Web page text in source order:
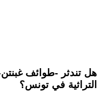
هل تندثر -طوائف
التراثية في تونس؟